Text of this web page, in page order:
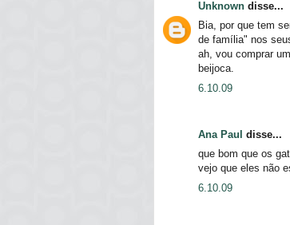
Unknown disse...
Bia, por que tem
de família" nos
ah, vou comprar
beijoca.
6.10.09
Ana Paul disse...
que bom que os
vejo que eles não
6.10.09